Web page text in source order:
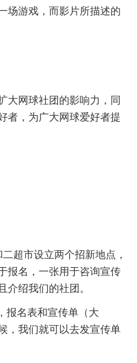
场游戏，而影片所描述的
网球社团的影响力，同
者，为广大网球爱好者提
市设立两个招新地点，
报名，一张用于咨询宣传
介绍我们的社团。
名表和宣传单（大
，我们就可以去发宣传单